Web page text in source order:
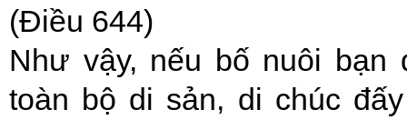
(Điều 644)
Như vậy, nếu bố nuôi
toàn bộ di sản, di chúc